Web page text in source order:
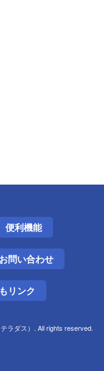
便利機能
お問い合わせ
リンク
ラダス）. All rights reserved.